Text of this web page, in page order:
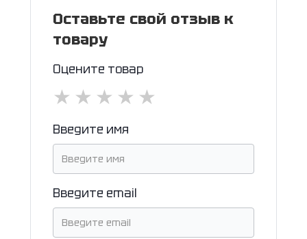
Оставьте свой отзыв к
товару
Оцените товар
★
★
★
★
★
Введите имя
Введите email